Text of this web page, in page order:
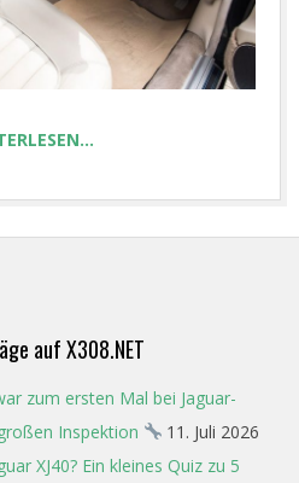
auf X308.NET
zum ersten Mal bei Jaguar-
Inspektion
11. Juli 2026
XJ40? Ein kleines Quiz zu 5